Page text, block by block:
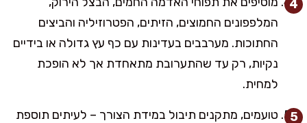
המלפפונים החמוצים, הזיתים, הפטרוזיליה והביצים
החתוכות. מערבבים בעדינות עם כף עץ גדולה או בידיים
נקיות, רק עד שהתערובת מתאחדת אך לא הופכת
למחית.
טועמים, מתקנים תיבול במידת הצורך – לעיתים תוספת